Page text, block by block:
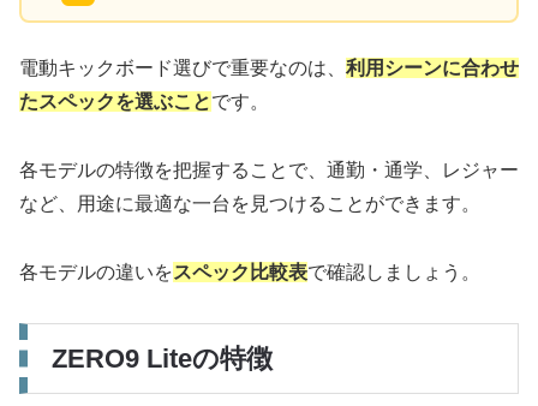
電動キックボード選びで重要なのは、 利用シーンに合わせ
たスペックを選ぶことです。
各モデルの特徴を把握することで、通勤・通学、レジャー
など、用途に最適な一台を見つけることができます。
各モデルの違いをスペック比較表で確認しましょう。
ZERO9 Liteの特徴